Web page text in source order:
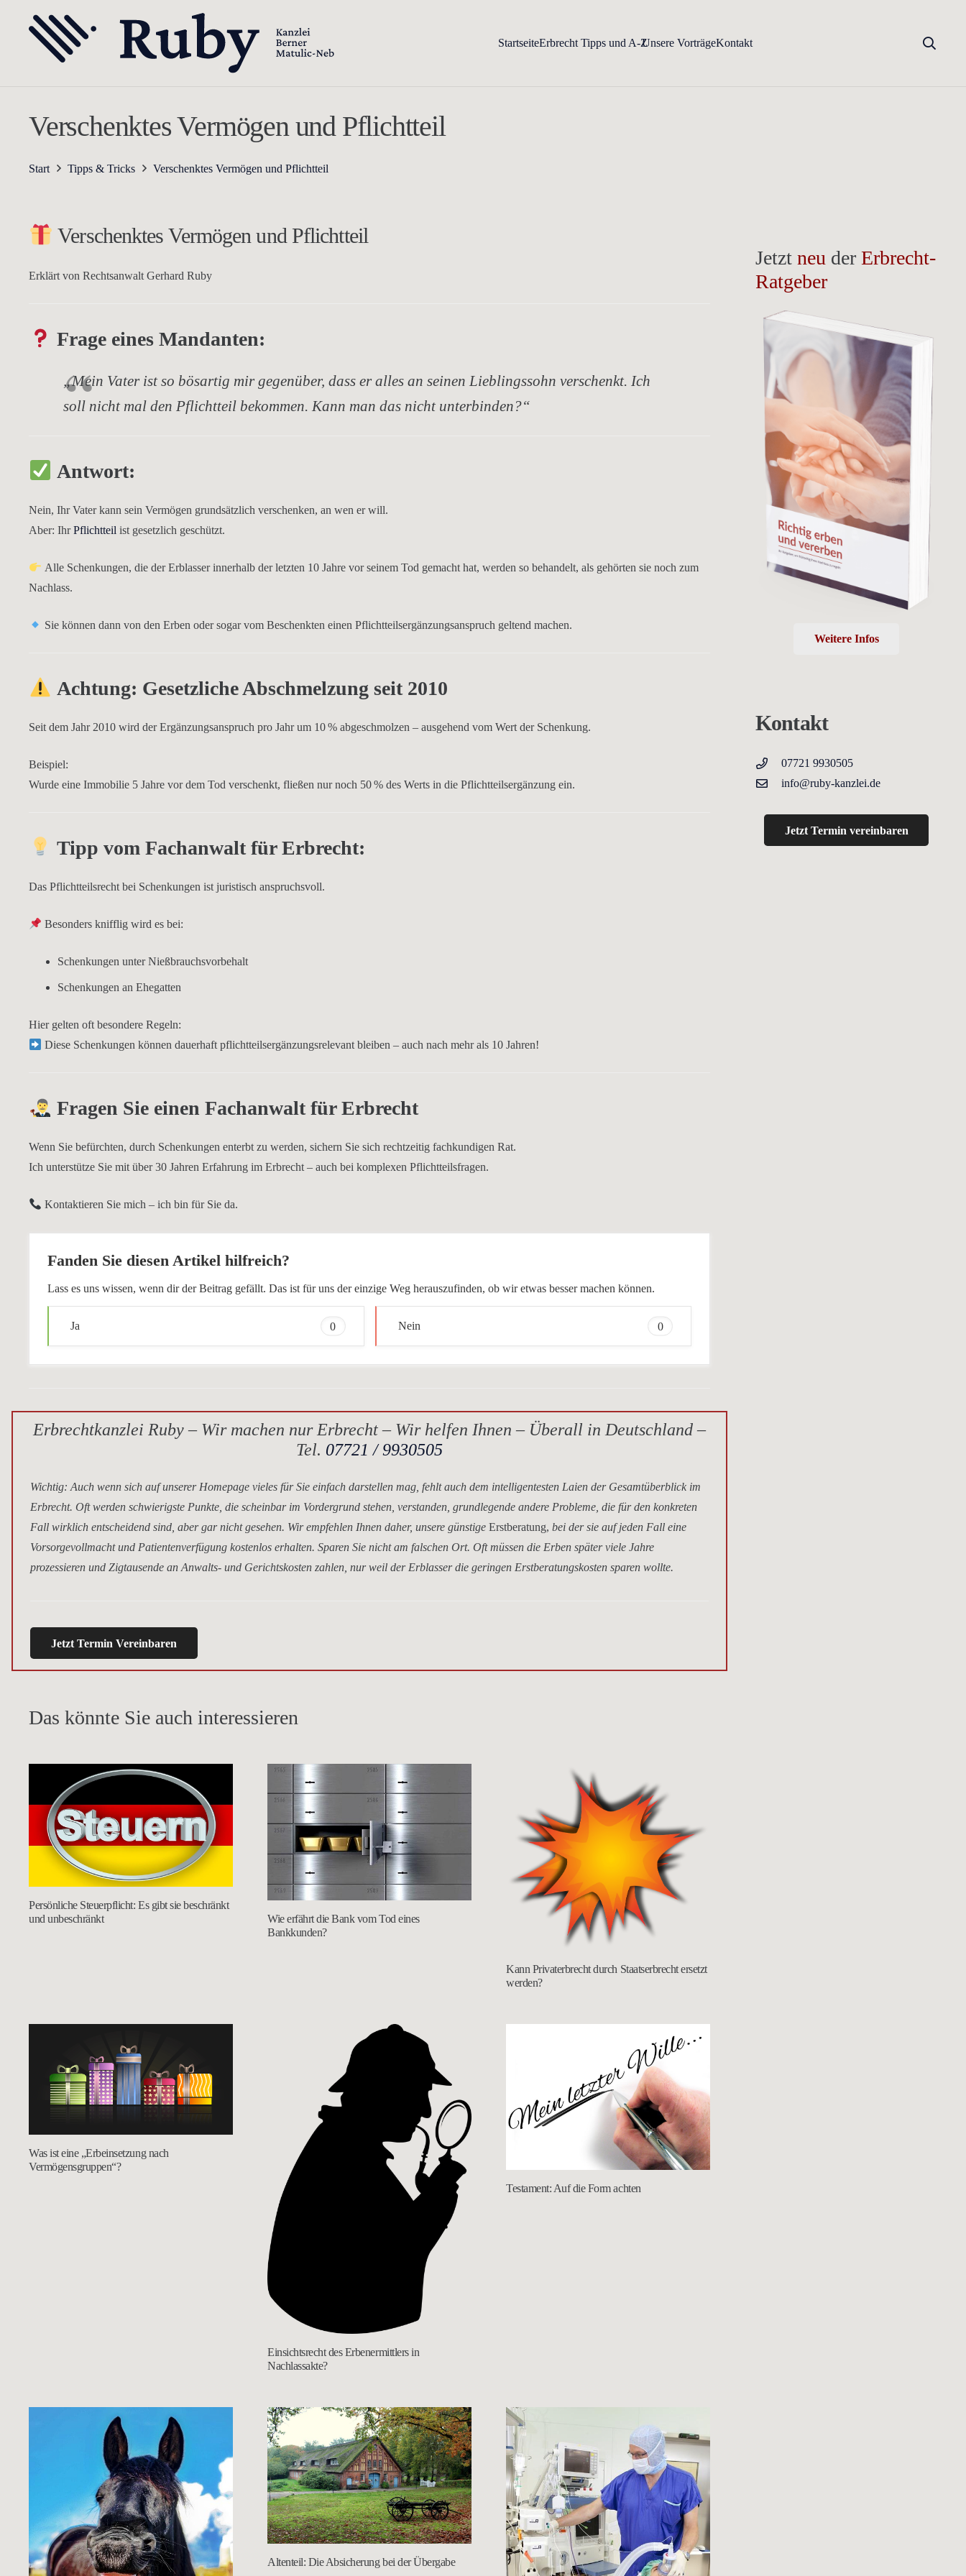
StartseiteErbrecht Tipps und A-ZUnsere VorträgeKontakt
Verschenktes Vermögen und Pflichtteil
Start Tipps & Tricks Verschenktes Vermögen und Pflichtteil
Verschenktes Vermögen und Pflichtteil
Erklärt von Rechtsanwalt Gerhard Ruby
Frage eines Mandanten:
„Mein Vater ist so bösartig mir gegenüber, dass er alles an seinen Lieblingssohn verschenkt. Ich
soll nicht mal den Pflichtteil bekommen. Kann man das nicht unterbinden?“
Antwort:
Nein, Ihr Vater kann sein Vermögen grundsätzlich verschenken, an wen er will.
Aber: IhrPflichtteil ist gesetzlich geschützt.
Alle Schenkungen, die der Erblasserinnerhalb der letzten 10 Jahre vor seinem Tod gemacht hat, werden so behandelt,als gehörten sie noch zum
Nachlass.
Sie können dann von den Erben oder sogar vom Beschenkten einenPflichtteilsergänzungsanspruch geltend machen.
Achtung: Gesetzliche Abschmelzung seit 2010
Seit dem Jahr 2010 wird der Ergänzungsanspruch pro Jahr um 10 % abgeschmolzen – ausgehend vom Wert der Schenkung.
Beispiel:
Wurde eine Immobilie 5 Jahre vor dem Tod verschenkt, fließen nur noch 50 % des Werts in die Pflichtteilsergänzung ein.
Tipp vom Fachanwalt für Erbrecht:
Das Pflichtteilsrecht bei Schenkungen ist juristisch anspruchsvoll.
Besonders knifflig wird es bei:
Schenkungen unter Nießbrauchsvorbehalt
Schenkungen an Ehegatten
Hier gelten oft besondere Regeln:
Diese Schenkungen könnendauerhaft pflichtteilsergänzungsrelevant bleiben –auch nach mehr als 10 Jahren!
Fragen Sie einen Fachanwalt für Erbrecht
Wenn Sie befürchten, durch Schenkungen enterbt zu werden, sichern Sie sich rechtzeitig fachkundigen Rat.
Ich unterstütze Sie mit über 30 Jahren Erfahrung im Erbrecht – auch bei komplexen Pflichtteilsfragen.
Kontaktieren Sie mich – ich bin für Sie da.
Fanden Sie diesen Artikel hilfreich?
Lass es uns wissen, wenn dir der Beitrag gefällt. Das ist für uns der einzige Weg herauszufinden, ob wir etwas besser machen können.
Ja 0 Nein 0
Erbrechtkanzlei Ruby – Wir machen nur Erbrecht – Wir helfen Ihnen – Überall in Deutschland –
Tel. 07721 / 9930505
Wichtig: Auch wenn sich auf unserer Homepage vieles für Sie einfach darstellen mag, fehlt auch dem intelligentesten Laien der Gesamtüberblick im
Erbrecht. Oft werden schwierigste Punkte, die scheinbar im Vordergrund stehen, verstanden, grundlegende andere Probleme, die für den konkreten
Fall wirklich entscheidend sind, aber gar nicht gesehen. Wir empfehlen Ihnen daher, unsere günstige Erstberatung, bei der sie auf jeden Fall eine
Vorsorgevollmacht und Patientenverfügung kostenlos erhalten. Sparen Sie nicht am falschen Ort. Oft müssen die Erben später viele Jahre
prozessieren und Zigtausende an Anwalts- und Gerichtskosten zahlen, nur weil der Erblasser die geringen Erstberatungskosten sparen wollte.
Jetzt Termin Vereinbaren
Das könnte Sie auch interessieren
Persönliche Steuerpflicht: Es gibt sie beschränkt
und unbeschränkt
Wie erfährt die Bank vom Tod eines
Bankkunden?
Kann Privaterbrecht durch Staatserbrecht ersetzt
werden?
Was ist eine „Erbeinsetzung nach
Vermögensgruppen“?
Einsichtsrecht des Erbenermittlers in
Nachlassakte?
Testament: Auf die Form achten
Altenteil: Die Absicherung bei der Übergabe
Jetztneu derErbrecht-
Ratgeber
Weitere Infos
Kontakt
07721 9930505
info@ruby-kanzlei.de
Jetzt Termin vereinbaren